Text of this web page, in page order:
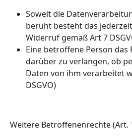
Soweit die
beruht besteht das
Widerruf gemäß Art 7
Eine betroffene Person das
darüber zu verlangen, ob
Daten von ihm verarbeitet
DSGVO)
Weitere Betroffenenrechte (Art.